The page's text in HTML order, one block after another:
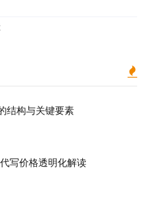
结构与关键要素
写价格透明化解读